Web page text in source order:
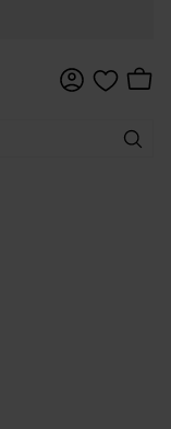
Favoriter